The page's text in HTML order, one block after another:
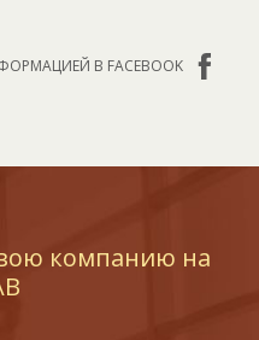
В FACEBOOK
компанию на